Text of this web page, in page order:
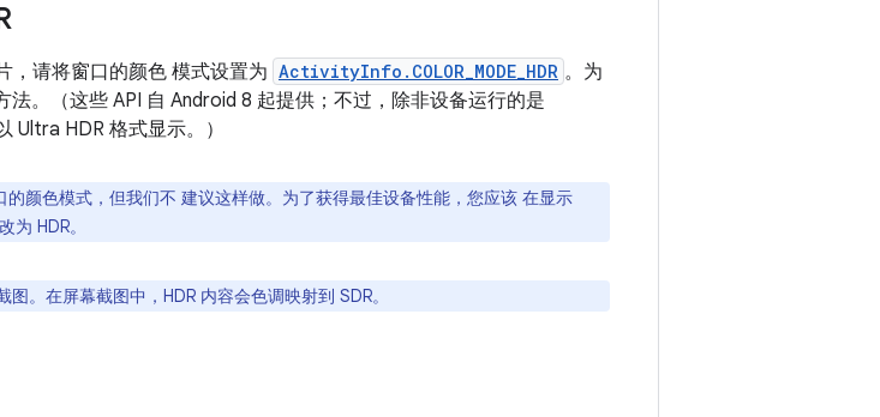
，请将窗口的颜色 模式设置为 ActivityInfo.COLOR_MODE_HDR 。为
法。（这些 API 自 Android 8 起提供；不过，除非设备运行的是
Ultra HDR 格式显示。）
颜色模式，但我们不 建议这样做。为了获得最佳设备性能，您应该 在显示
HDR。
。在屏幕截图中，HDR 内容会色调映射到 SDR。